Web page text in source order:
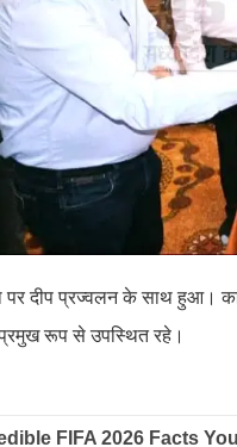
पर दीप प्रज्वलन के साथ हुआ।
रूप से उपस्थित रहे।